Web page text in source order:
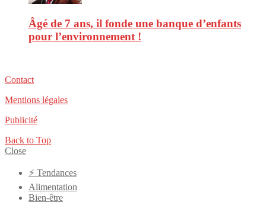
Âgé de 7 ans, il fonde une banque d’enfants
pour l’environnement !
Contact
Mentions légales
Publicité
Back to Top
Close
⚡️ Tendances
Alimentation
Bien-être